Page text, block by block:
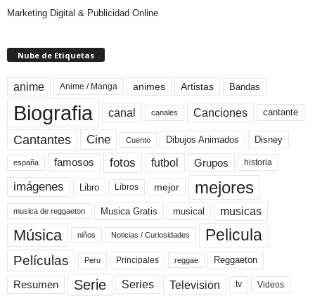
Marketing Digital & Publicidad Online
Nube de Etiquetas
anime Anime / Manga animes Artistas Bandas
Biografia canal canales Canciones cantante
Cantantes Cine Cuento Dibujos Animados Disney
españa famosos fotos futbol Grupos historia
imágenes Libro Libros mejor mejores
musica de reggaeton Musica Gratis musical musicas
Música niños Noticias / Curiosidades Pelicula
Películas Peru Principales reggae Reggaeton
Resumen Serie Series Television tv Videos